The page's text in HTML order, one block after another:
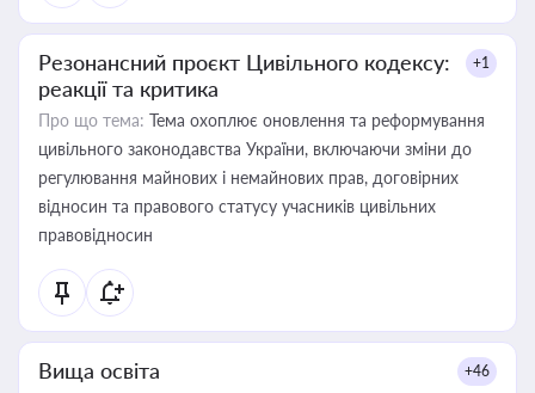
Резонансний проєкт Цивільного кодексу:
реакції та критика
+1
Про що тема: Тема охоплює оновлення та реформування
цивільного законодавства України, включаючи зміни до
регулювання майнових і немайнових прав, договірних
відносин та правового статусу учасників цивільних
правовідносин
Вища освіта +46